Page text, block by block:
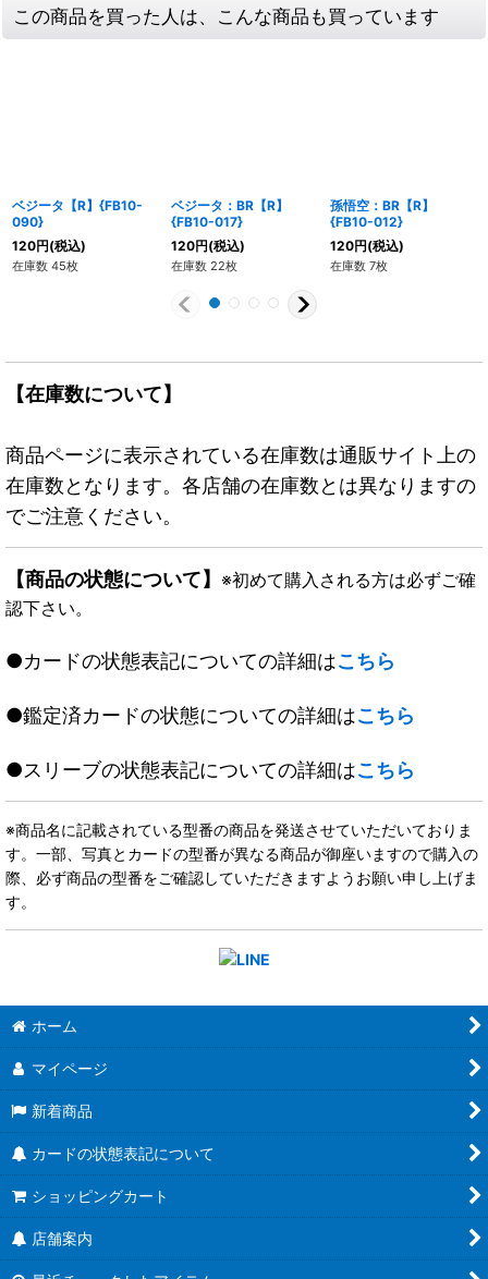
この商品を買った人は、こんな商品も買っています
ベジータ【R】{FB10-
090}
120円(税込)
在庫数 45枚
ベジータ：BR【R】
{FB10-017}
120円(税込)
在庫数 22枚
孫悟空：BR【R】
{FB10-012}
120円(税込)
在庫数 7枚
【在庫数について】
商品ページに表示されている在庫数は通販サイト上の
在庫数となります。各店舗の在庫数とは異なりますの
でご注意ください。
【商品の状態について】 ※初めて購入される方は必ずご確
認下さい。
●カードの状態表記についての詳細はこちら
●鑑定済カードの状態についての詳細はこちら
●スリーブの状態表記についての詳細はこちら
※商品名に記載されている型番の商品を発送させていただいておりま
す。一部、写真とカードの型番が異なる商品が御座いますので購入の
際、必ず商品の型番をご確認していただきますようお願い申し上げま
す。
ホーム
マイページ
新着商品
カードの状態表記について
ショッピングカート
店舗案内